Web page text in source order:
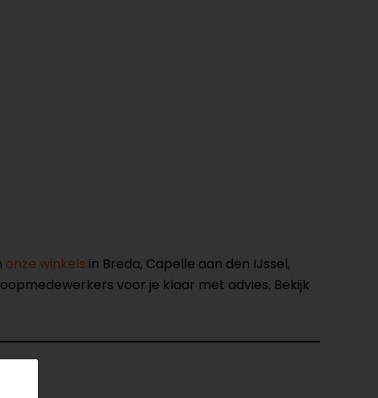
onze winkels in Breda, Capelle aan den IJssel,
voor je klaar met advies. Bekijk